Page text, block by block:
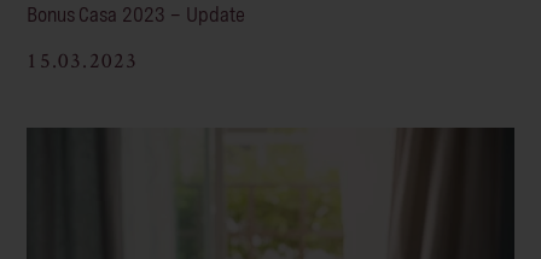
Bonus Casa 2023 – Update
15.03.2023